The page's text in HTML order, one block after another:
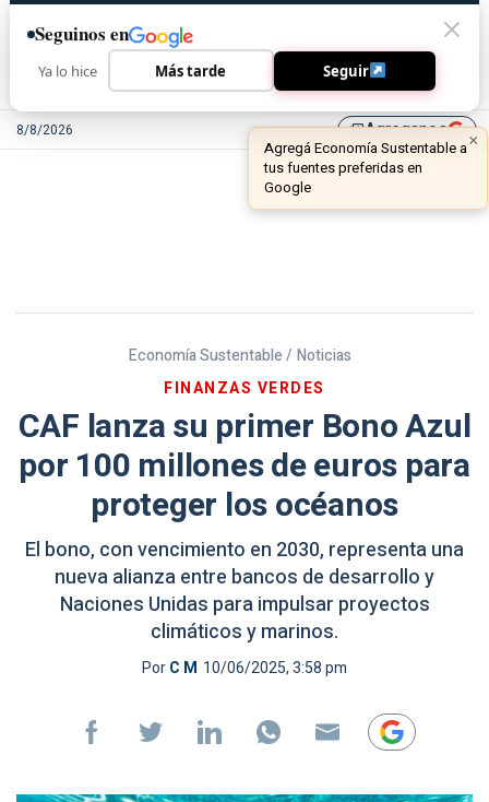
8/8/2026 library_addAgreganos
Economía Sustentable / Noticias
FINANZAS VERDES
CAF lanza su primer Bono Azul
por 100 millones de euros para
proteger los océanos
El bono, con vencimiento en 2030, representa una
nueva alianza entre bancos de desarrollo y
Naciones Unidas para impulsar proyectos
climáticos y marinos.
PorC M 10/06/2025, 3:58 pm
Seguinos en
Ya lo hice Más tarde Seguir